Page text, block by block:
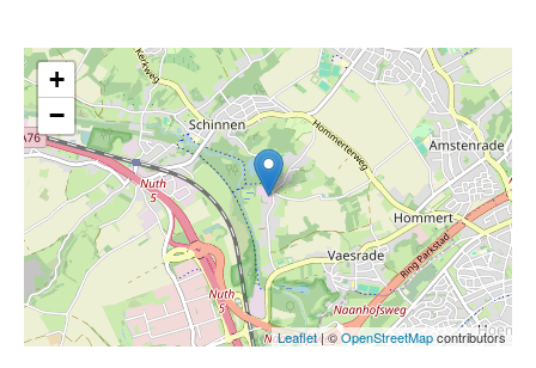
+
−
Leaflet| ©OpenStreetMapcontributors